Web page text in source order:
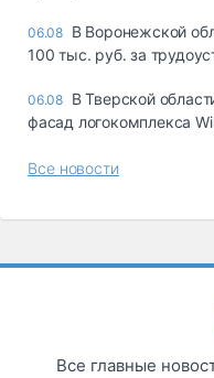
06.08 В Воронежской
100 тыс. руб. за
06.08 В Тверской
фасад логокомплекса
Все новости
Все главные